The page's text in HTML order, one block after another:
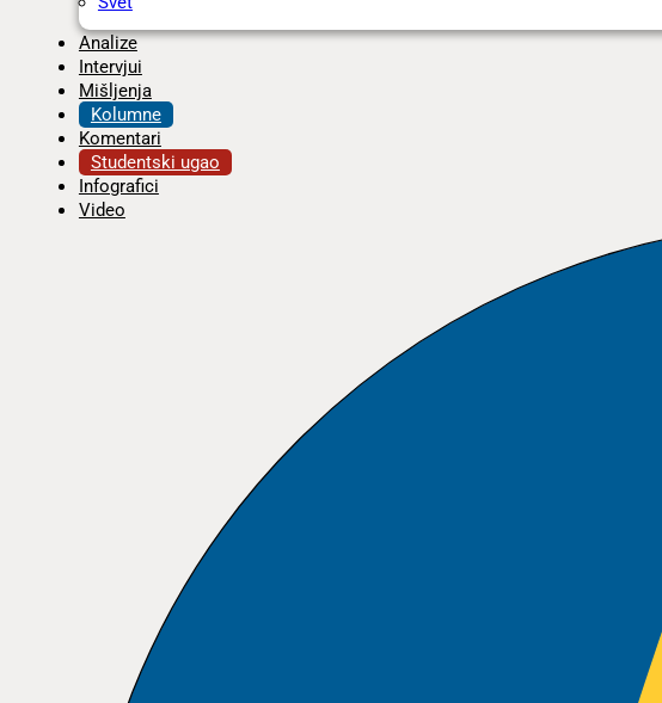
Analize
Intervjui
Mišljenja
Kolumne
Komentari
Studentski ugao
Infografici
Video